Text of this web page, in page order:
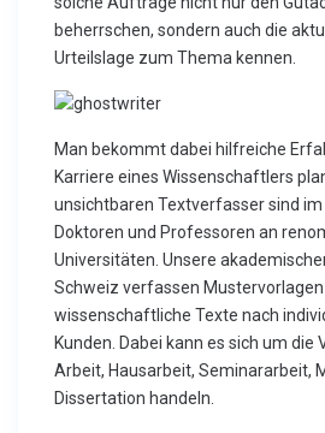
beherrschen, sondern auch die
Urteilslage zum Thema kennen.
Man bekommt dabei hilfreiche
Karriere eines Wissenschaftlers
unsichtbaren Textverfasser sind
Doktoren und Professoren an
Universitäten. Unsere
Schweiz verfassen
wissenschaftliche Texte nach
Kunden. Dabei kann es sich um die
Arbeit, Hausarbeit, Seminararbeit,
Dissertation handeln.